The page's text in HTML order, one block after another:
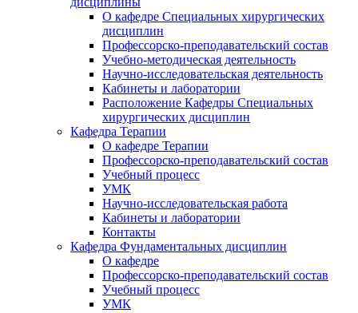
О кафедре Специальных хирургических
дисциплин
Профессорско-преподавательский состав
Учебно-методическая деятельность
Научно-исследовательская деятельность
Кабинеты и лаборатории
Расположение Кафедры Специальных
хирургических дисциплин
Кафедра Терапии
О кафедре Терапии
Профессорско-преподавательский состав
Учебный процесс
УМК
Научно-исследовательская работа
Кабинеты и лаборатории
Контакты
Кафедра Фундаментальных дисциплин
О кафедре
Профессорско-преподавательский состав
Учебный процесс
УМК